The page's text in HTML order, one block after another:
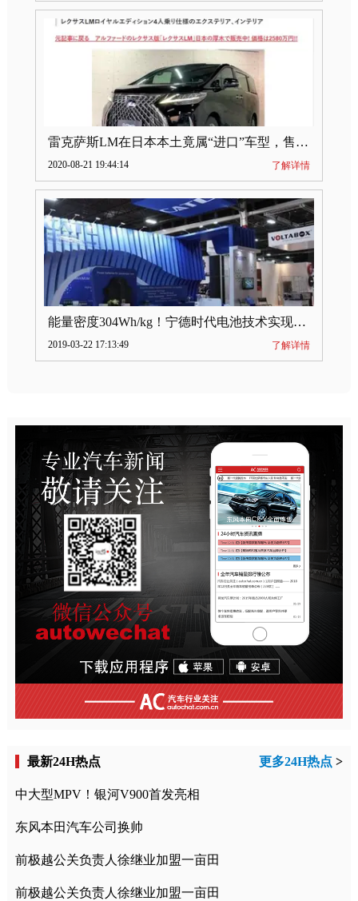
雷克萨斯LM在日本本土竟属“进口”车型，售价2580万日元
2020-08-21 19:44:14 了解详情
能量密度304Wh/kg！宁德时代电池技术实现突破
2019-03-22 17:13:49 了解详情
最新24H热点 更多24H热点 >
中大型MPV！银河V900首发亮相
东风本田汽车公司换帅
前极越公关负责人徐继业加盟一亩田
前极越公关负责人徐继业加盟一亩田